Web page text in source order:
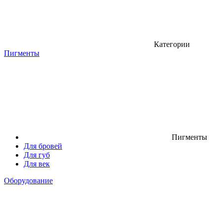
Категории
Пигменты
Пигменты
Для бровей
Для губ
Для век
Оборудование